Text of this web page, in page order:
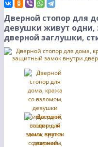
Дверной стопор для
девушки живут одни,
дверной заглушки,